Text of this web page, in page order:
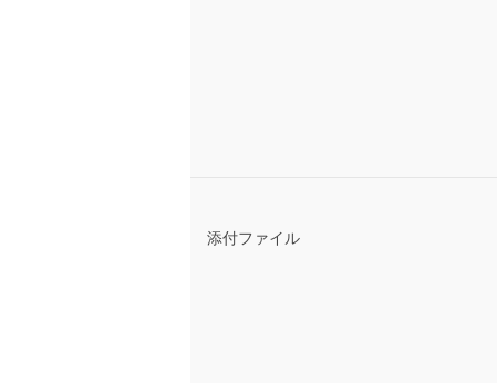
添付ファイル